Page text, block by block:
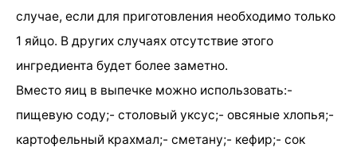
случае, если для приготовления необходимо только
1 яйцо. В других случаях отсутствие этого
ингредиента будет более заметно.
Вместо яиц в выпечке можно использовать:-
пищевую соду;- столовый уксус;- овсяные хлопья;-
картофельный крахмал;- сметану;- кефир;- сок